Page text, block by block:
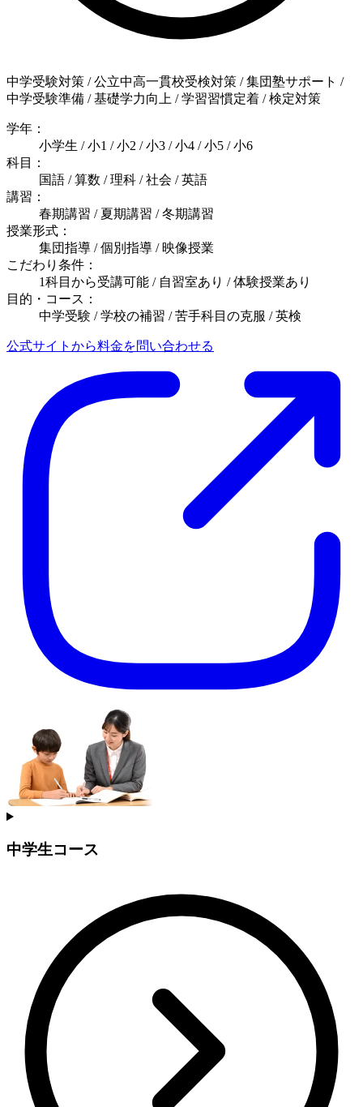
中学受験対策 / 公立中高一貫校受検対策 / 集団塾サポート /
中学受験準備 / 基礎学力向上 / 学習習慣定着 / 検定対策
学年：
小学生 / 小1 / 小2 / 小3 / 小4 / 小5 / 小6
科目：
国語 / 算数 / 理科 / 社会 / 英語
講習：
春期講習 / 夏期講習 / 冬期講習
授業形式：
集団指導 / 個別指導 / 映像授業
こだわり条件：
1科目から受講可能 / 自習室あり / 体験授業あり
目的・コース：
中学受験 / 学校の補習 / 苦手科目の克服 / 英検
公式サイトから料金を問い合わせる
中学生コース